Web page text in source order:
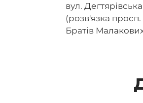
вул.
(розв'язка
Братів